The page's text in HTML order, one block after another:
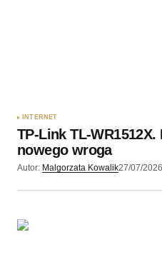
Wyślij komentarz
INTERNET
TP-Link TL-
nowego wroga
Autor: Malgorzata Kowalik27/07/2026